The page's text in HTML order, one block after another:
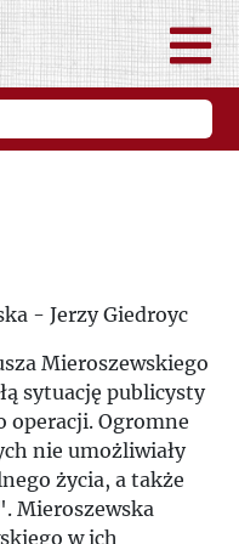
- Jerzy Giedroyc
Mieroszewskiego
sytuację publicysty
operacji. Ogromne
nie umożliwiały
życia, a także
Mieroszewska
w ich